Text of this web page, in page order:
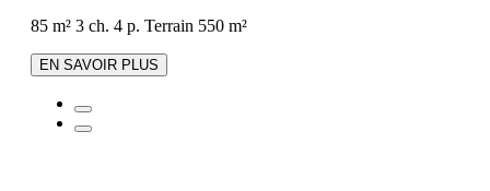
85 m² 3 ch. 4 p. Terrain 550 m²
EN SAVOIR PLUS